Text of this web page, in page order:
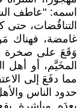
اسمه: "عاطف
التناقُضات،
غامضة، فهناك
وَقَعَ على صخرة
المخَيَّم، أو أهل
مما دفَعَ إلى
حدود الناس